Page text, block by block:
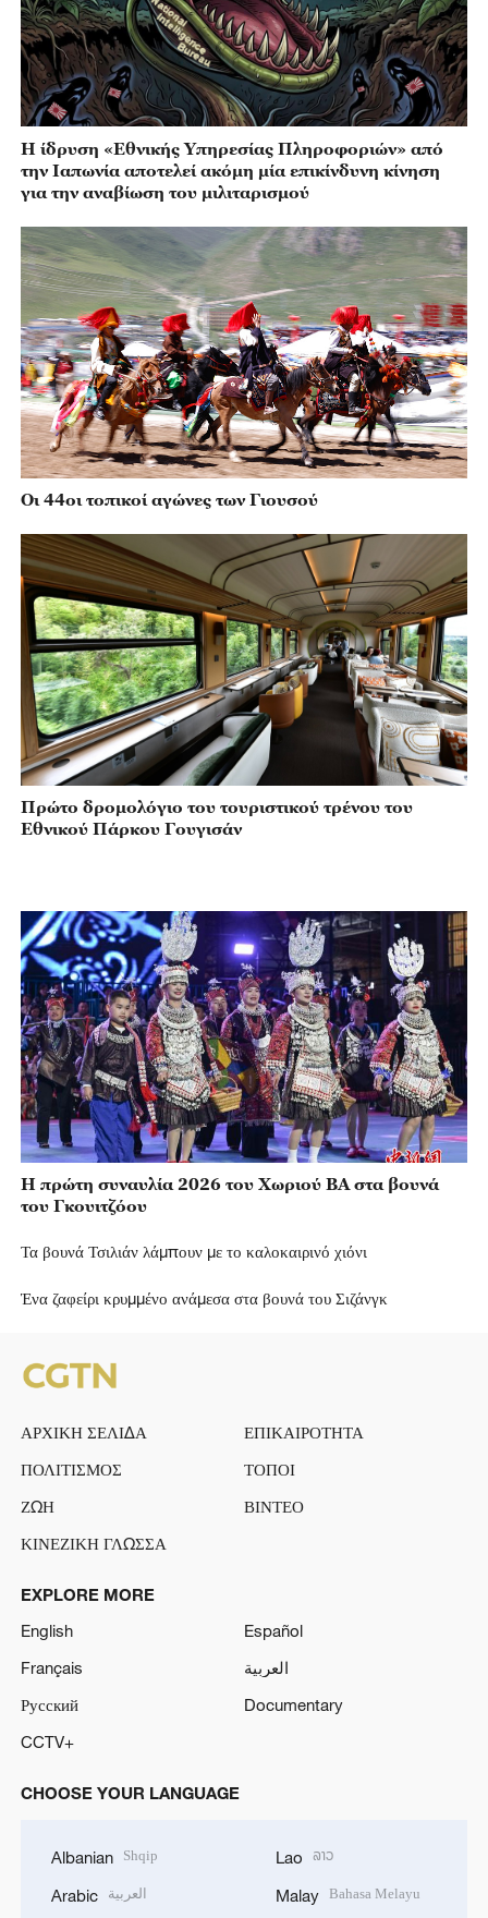
Η ίδρυση «Εθνικής Υπηρεσίας Πληροφοριών» από
την Ιαπωνία αποτελεί ακόμη μία επικίνδυνη κίνηση
για την αναβίωση του μιλιταρισμού
Οι 44οι τοπικοί αγώνες των Γιουσού
Πρώτο δρομολόγιο του τουριστικού τρένου του
Εθνικού Πάρκου Γουγισάν
Η πρώτη συναυλία 2026 του Χωριού BA στα βουνά
του Γκουιτζόου
Τα βουνά Τσιλιάν λάμπουν με το καλοκαιρινό χιόνι
Ένα ζαφείρι κρυμμένο ανάμεσα στα βουνά του Σιζάνγκ
ΑΡΧΙΚΗ ΣΕΛΙΔΑ
ΕΠΙΚΑΙΡΟΤΗΤΑ
ΠΟΛΙΤΙΣΜΟΣ
ΤΟΠΟΙ
ΖΩΗ
ΒΙΝΤΕΟ
ΚΙΝΕΖΙΚΗ ΓΛΩΣΣΑ
EXPLORE MORE
English
Español
Français
العربية
Русский
Documentary
CCTV+
CHOOSE YOUR LANGUAGE
Albanian Shqip
Arabic العربية
Lao ລາວ
Malay Bahasa Melayu